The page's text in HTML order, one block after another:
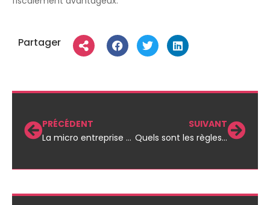
Partager
PRÉCÉDENT
La micro entreprise plafond : tout ce que vous devez savoir
SUIVANT
Quels sont les règles d’une société par action simplifiée ?